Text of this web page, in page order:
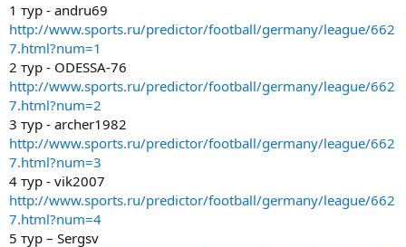
1 тур - andru69
http://www.sports.ru/predictor/football/germany/league/662
7.html?num=1
2 тур - ODESSA-76
http://www.sports.ru/predictor/football/germany/league/662
7.html?num=2
3 тур - archer1982
http://www.sports.ru/predictor/football/germany/league/662
7.html?num=3
4 тур - vik2007
http://www.sports.ru/predictor/football/germany/league/662
7.html?num=4
5 тур – Sergsv